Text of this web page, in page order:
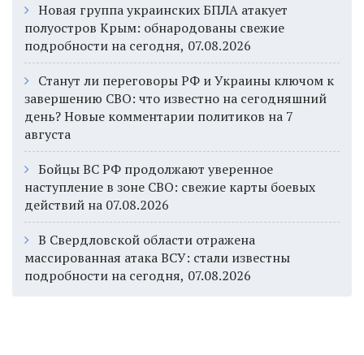
Новая группа украинских БПЛА атакует
полуостров Крым: обнародованы свежие
подробности на сегодня, 07.08.2026
Станут ли переговоры РФ и Украины ключом к
завершению СВО: что известно на сегодняшний
день? Новые комментарии политиков на 7
августа
Бойцы ВС РФ продолжают уверенное
наступление в зоне СВО: свежие карты боевых
действий на 07.08.2026
В Свердловской области отражена
массированная атака ВСУ: стали известны
подробности на сегодня, 07.08.2026